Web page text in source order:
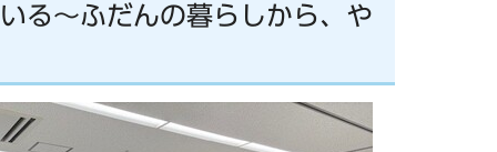
る～ふだんの暮らしから、や